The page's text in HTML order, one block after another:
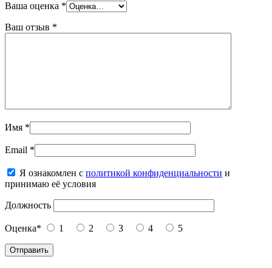
Ваша оценка *
Ваш отзыв *
Имя *
Email *
Я ознакомлен с политикой конфиденциальности и
принимаю её условия
Должность
Оценка* 1 2 3 4 5